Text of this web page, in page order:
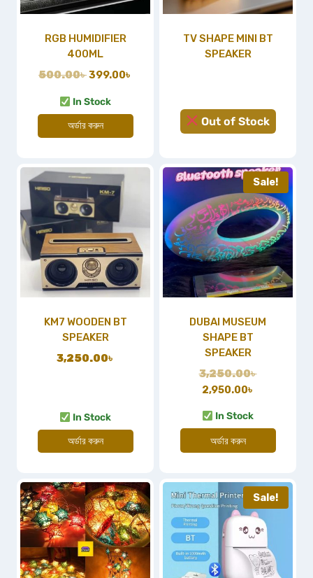
RGB HUMIDIFIER
400ML
500.00৳399.00৳
In Stock
অর্ডার করুন
TV SHAPE MINI BT
SPEAKER
Out of Stock
KM7 WOODEN BT
SPEAKER
3,250.00৳
In Stock
অর্ডার করুন
Sale!
DUBAI MUSEUM
SHAPE BT
SPEAKER
3,250.00৳
2,950.00৳
In Stock
অর্ডার করুন
Sale!